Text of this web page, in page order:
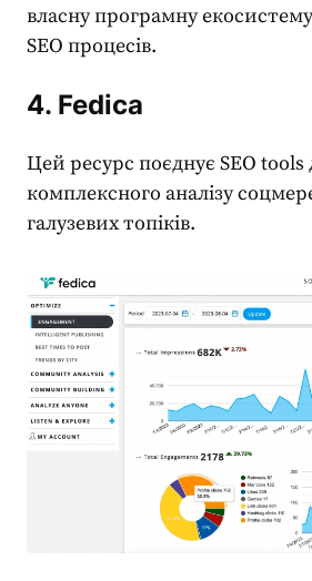
власну програмну
SEO процесів.
4. Fedica
Цей ресурс поєднує SEO tools
комплексного аналізу
галузевих топіків.